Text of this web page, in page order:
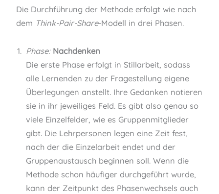
Die Durchführung der Methode erfolgt wie nach
dem Think-Pair-Share-Modell in drei Phasen.
Phase: Nachdenken
Die erste Phase erfolgt in Stillarbeit, sodass
alle Lernenden zu der Fragestellung eigene
Überlegungen anstellt. Ihre Gedanken notieren
sie in ihr jeweiliges Feld. Es gibt also genau so
viele Einzelfelder, wie es Gruppenmitglieder
gibt. Die Lehrpersonen legen eine Zeit fest,
nach der die Einzelarbeit endet und der
Gruppenaustausch beginnen soll. Wenn die
Methode schon häufiger durchgeführt wurde,
kann der Zeitpunkt des Phasenwechsels auch